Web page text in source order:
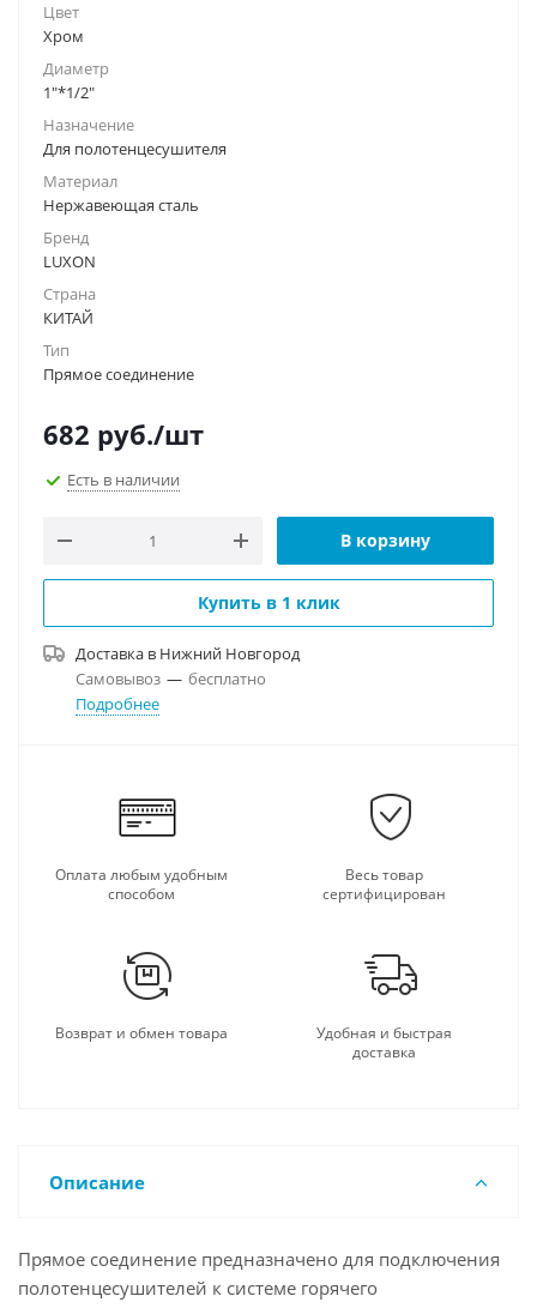
Цвет
Хром
Диаметр
1"*1/2"
Назначение
Для полотенцесушителя
Материал
Нержавеющая сталь
Бренд
LUXON
Страна
КИТАЙ
Тип
Прямое соединение
682 руб./шт
Есть в наличии
В корзину
Купить в 1 клик
Доставка в Нижний Новгород
Самовывоз — бесплатно
Подробнее
Оплата любым удобным
способом
Весь товар
сертифицирован
Возврат и обмен товара
Удобная и быстрая
доставка
Описание
Прямое соединение предназначено для подключения
полотенцесушителей к системе горячего